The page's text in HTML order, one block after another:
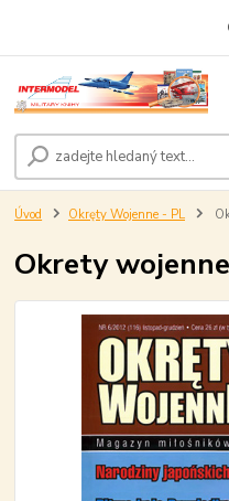
Úvod Okręty Wojenne - PL
Okrety